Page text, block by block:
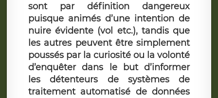
sont par définition dangereux
puisque animés d’une intention de
nuire évidente (vol etc.), tandis que
les autres peuvent être simplement
poussés par la curiosité ou la volonté
d’enquêter dans le but d’informer
les détenteurs de systèmes de
traitement automatisé de données